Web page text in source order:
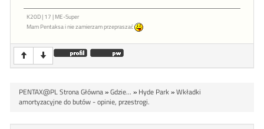
K20D | 17 | ME-Super
Mam Pentaksa i nie zamierzam przepraszać
PENTAX@PL Strona Główna»Gdzie... » Hyde Park»Wkładki
amortyzacyjne do butów - opinie, przestrogi.